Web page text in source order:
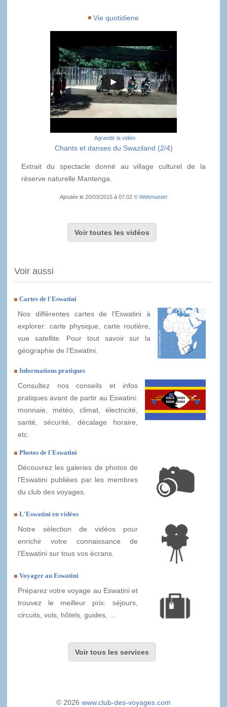
Vie quotidiene
Agrandir la vidéo
Chants et danses du Swaziland (2/4)
Extrait du spectacle donné au village culturel de la
réserve naturelle Mantenga.
Ajoutée le 20/03/2015 à 07:02 © Webmaster
Voir toutes les vidéos
Voir aussi
Cartes de l'Eswatini
Nos différentes cartes de l'Eswatini à
explorer: carte physique, carte routière,
vue satellite. Pour tout savoir sur la
géographie de l'Eswatini.
Informations pratiques
Consultez nos conseils et infos
pratiques avant de partir au Eswatini:
monnaie, météo, climat, électricité,
santé, sécurité, décalage horaire,
etc.
Photos de l'Eswatini
Découvrez les galeries de photos de
l'Eswatini publiées par les membres
du club des voyages.
L'Eswatini en vidéos
Notre sélection de vidéos pour
enrichir votre connaissance de
l'Eswatini sur tous vos écrans.
Voyager au Eswatini
Préparez votre voyage au Eswatini et
trouvez le meilleur prix: séjours,
circuits, vols, hôtels, guides, ...
Voir tous les services
© 2026 www.club-des-voyages.com